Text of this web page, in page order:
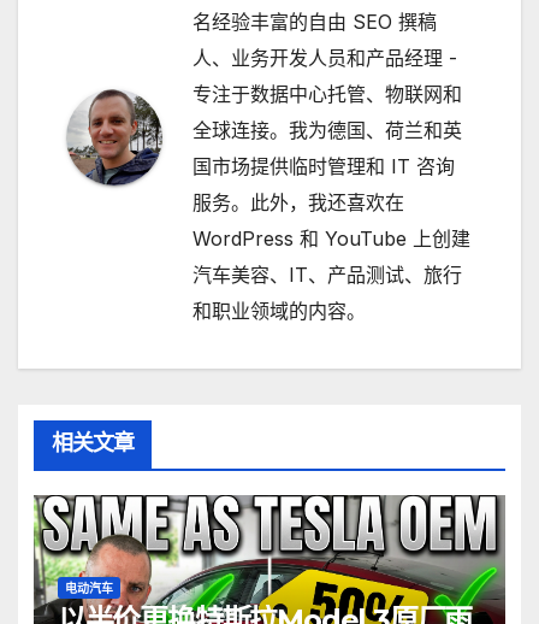
名经验丰富的自由 SEO 撰稿
人、业务开发人员和产品经理 -
专注于数据中心托管、物联网和
全球连接。我为德国、荷兰和英
国市场提供临时管理和 IT 咨询
服务。此外，我还喜欢在
WordPress 和 YouTube 上创建
汽车美容、IT、产品测试、旅行
和职业领域的内容。
相关文章
电动汽车